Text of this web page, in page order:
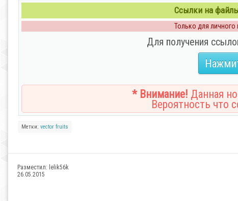
Ссылки на
Только для личного
Для получения
* Внимание! Данная
Вероятность что
Метки: vector fruits
Разместил: lelik56k
26.05.2015